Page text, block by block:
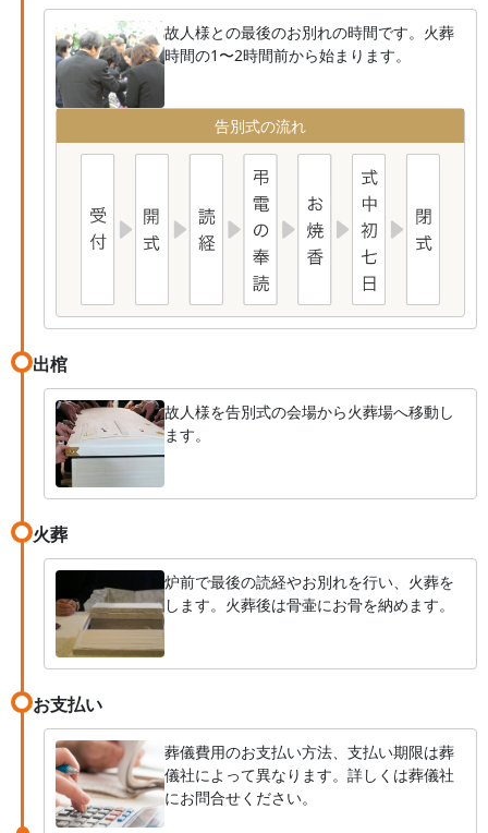
故人様との最後のお別れの時間です。火葬
時間の1〜2時間前から始まります。
告別式の流れ
出棺
故人様を告別式の会場から火葬場へ移動し
ます。
火葬
炉前で最後の読経やお別れを行い、火葬を
します。火葬後は骨壷にお骨を納めます。
お支払い
葬儀費用のお支払い方法、支払い期限は葬
儀社によって異なります。詳しくは葬儀社
にお問合せください。